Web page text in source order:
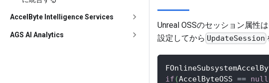
AccelByte Intelligence Services
AGS AI Analytics
Unreal OSSのセッション属性
設定してから UpdateSession
if (AccelByteOSS ==